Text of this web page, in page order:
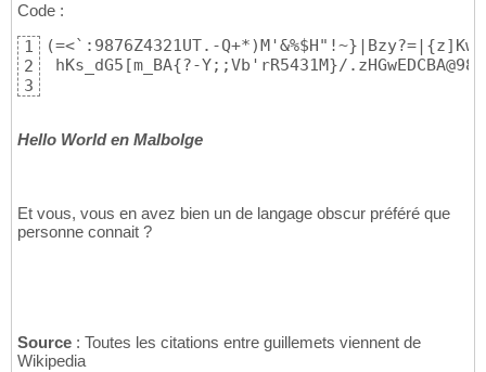
Code :
1
2
3
(=<`:9876Z4321UT.-
hKs_dG5[m_BA{?-Y;;Vb'rR5431M}/
Hello World en Malbolge
Et vous, vous en avez bien un de langage obscur préféré que
personne connait ?
Source : Toutes les citations entre guillemets viennent de
Wikipedia